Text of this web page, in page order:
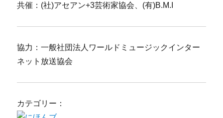
共催：(社)アセアン+3芸術家協会、(有)B.M.I
協力：一般社団法人ワールドミュージックインター
ネット放送協会
カテゴリー：